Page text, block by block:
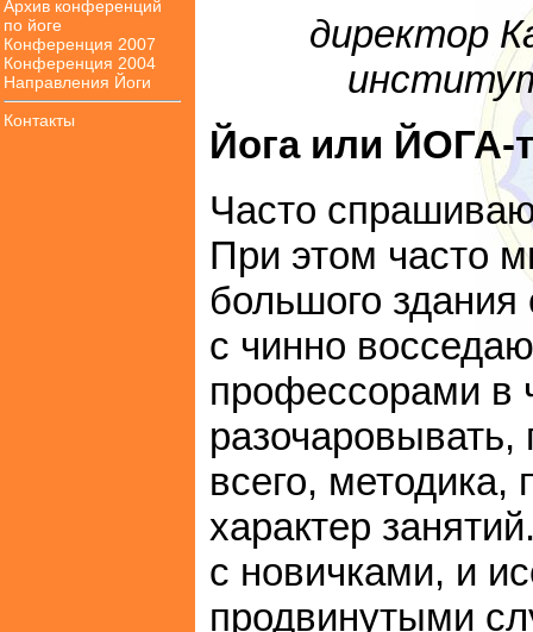
Архив конференций
по йоге
Конференция 2007
Конференция 2004
Направления Йоги
Контакты
директор
Йога или ЙОГА-
Часто
При этом часто
большого
с чинно
профессорами в
разочаровывать,
всего,
характер
с новичками, и
продвинутыми